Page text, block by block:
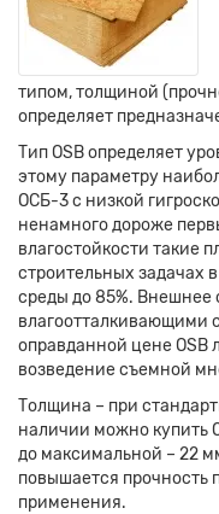
типом, толщиной
определяет
Тип OSB определяет
этому параметру
ОСБ-3 с низкой
ненамного дороже
влагостойкости такие
строительных задачах
среды до 85%. Внешнее
влагоотталкивающими
оправданной цене OSB
возведение съемной
Толщина – при
наличии можно купить
до максимальной – 22
повышается прочность
применения.